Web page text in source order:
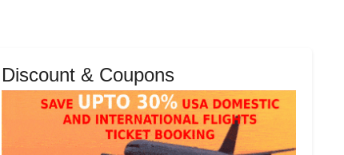
Discount & Coupons